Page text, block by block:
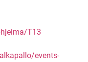
T13
events-